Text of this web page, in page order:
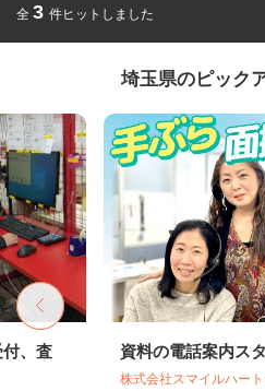
全 3 件ヒットしました
埼玉県のピック
、査 資料の電話案内ス
株式会社スマイルハー